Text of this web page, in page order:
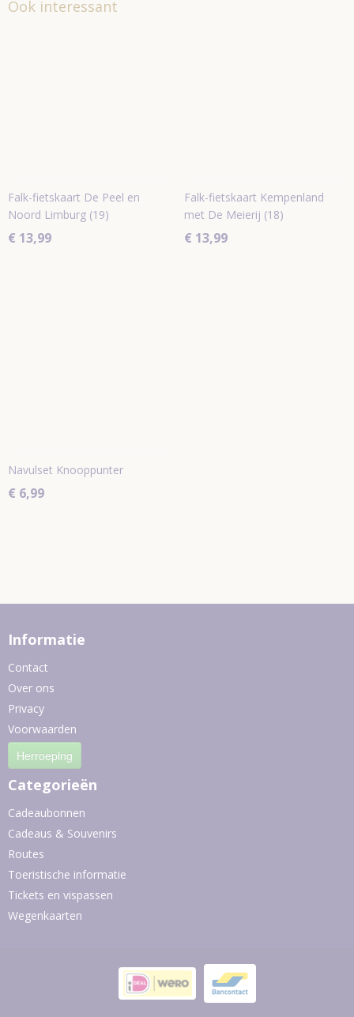
Ook interessant
Falk-fietskaart De Peel en
Noord Limburg (19)
€ 13,99
Falk-fietskaart Kempenland
met De Meierij (18)
€ 13,99
Navulset Knooppunter
€ 6,99
Informatie
Contact
Over ons
Privacy
Voorwaarden
Herroeping
Categorieën
Cadeaubonnen
Cadeaus & Souvenirs
Routes
Toeristische informatie
Tickets en vispassen
Wegenkaarten